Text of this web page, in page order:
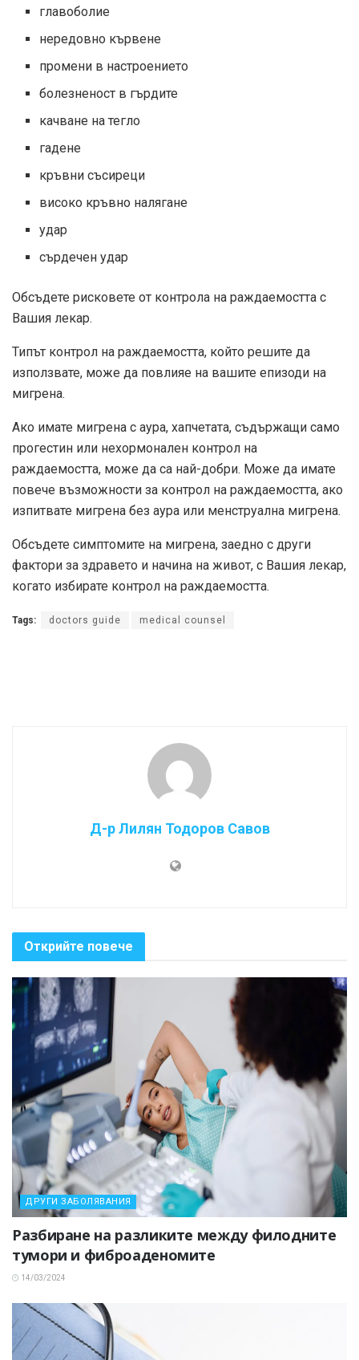
главоболие
нередовно кървене
промени в настроението
болезненост в гърдите
качване на тегло
гадене
кръвни съсиреци
високо кръвно налягане
удар
сърдечен удар
Обсъдете рисковете от контрола на раждаемостта с
Вашия лекар.
Типът контрол на раждаемостта, който решите да
използвате, може да повлияе на вашите епизоди на
мигрена.
Ако имате мигрена с аура, хапчетата, съдържащи само
прогестин или нехормонален контрол на
раждаемостта, може да са най-добри. Може да имате
повече възможности за контрол на раждаемостта, ако
изпитвате мигрена без аура или менструална мигрена.
Обсъдете симптомите на мигрена, заедно с други
фактори за здравето и начина на живот, с Вашия лекар,
когато избирате контрол на раждаемостта.
Tags: doctors guide medical counsel
Д-р Лилян Тодоров Савов
Открийте повече
ДРУГИ ЗАБОЛЯВАНИЯ
Разбиране на разликите между филодните
тумори и фиброаденомите
14/03/2024